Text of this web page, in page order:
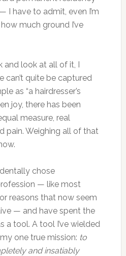
I have to admit, even I’m
much ground I’ve
and look at all of it, I
can’t quite be captured
as “a hairdresser’s
joy, there has been
measure, real
pain. Weighing all of that
chose
— like most
reasons that now seem
— and have spent the
a tool. A tool I’ve wielded
one true mission: to
and insatiably